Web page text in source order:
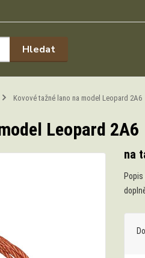
Hledat
Kovové tažné lano na model Leopard 2A6
Leopard 2A6
na